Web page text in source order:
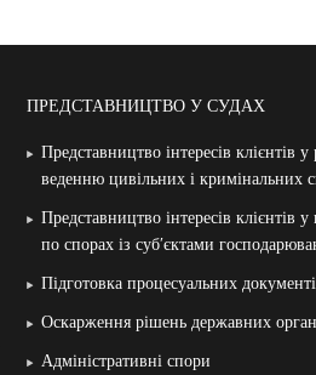
ПРЕДСТАВНИЦТВО У СУДАХ
Представництво інтересів клієнтів
веденню цивільних і кримінальних
Представництво інтересів клієнтів
по спорах із суб′єктами
Підготовка процесуальних
Оскарження рішень державних
Адміністративні спори